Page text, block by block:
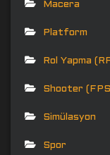
Macera
Platform
Rol Yapma
Shooter
Simülasyon
Spor